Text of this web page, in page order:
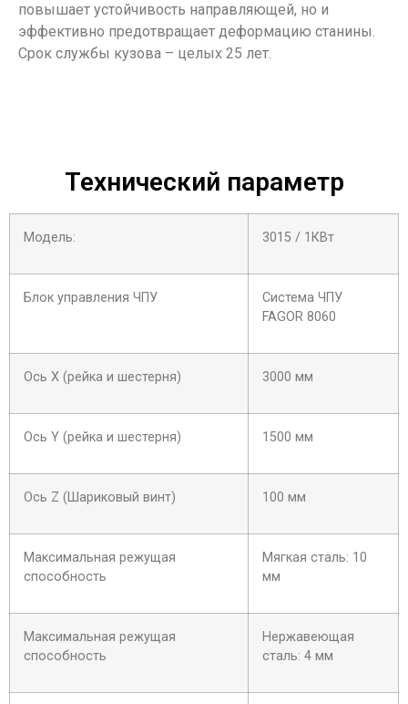
повышает устойчивость направляющей, но и
эффективно предотвращает деформацию станины.
Срок службы кузова – целых 25 лет.
Технический параметр
Модель: 3015 / 1КВт
Блок управления ЧПУ
Система ЧПУ
FAGOR 8060
Ось X (рейка и шестерня) 3000 мм
Ось Y (рейка и шестерня) 1500 мм
Ось Z (Шариковый винт) 100 мм
Максимальная режущая
способность
Мягкая сталь: 10
мм
Максимальная режущая
способность
Нержавеющая
сталь: 4 мм